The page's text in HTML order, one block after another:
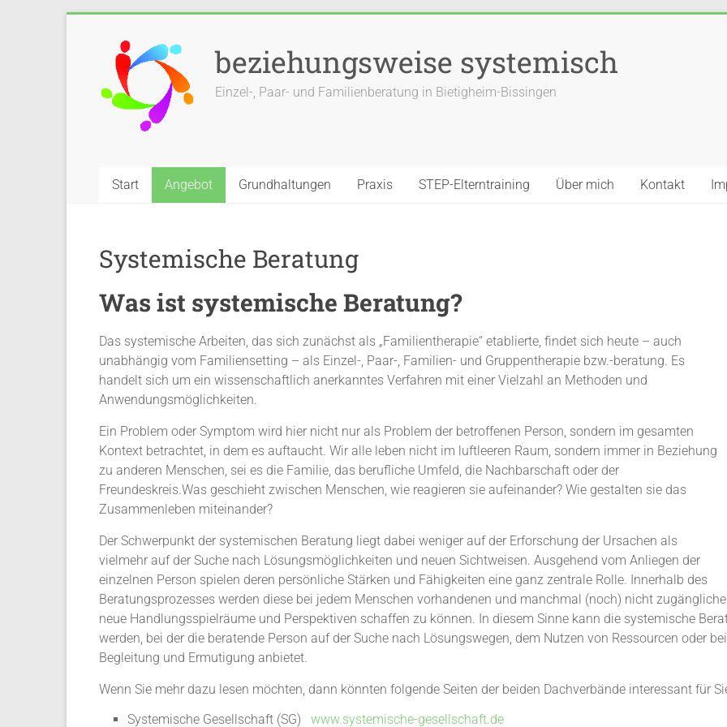
beziehungsweise systemisch
Einzel-, Paar- und Familienberatung in Bietigheim-Bissingen
Start Angebot Grundhaltungen Praxis STEP-Elterntraining Über mich Kontakt
Systemische Beratung
Was ist systemische Beratung?
Das systemische Arbeiten, das sich zunächst als „Familientherapie“ etablierte, findet sich heute – auch
unabhängig vom Familiensetting – als Einzel-, Paar-, Familien- und Gruppentherapie bzw.-beratung. Es
handelt sich um ein wissenschaftlich anerkanntes Verfahren mit einer Vielzahl an Methoden und
Anwendungsmöglichkeiten.
Ein Problem oder Symptom wird hier nicht nur als Problem der betroffenen Person, sondern im gesamten
Kontext betrachtet, in dem es auftaucht. Wir alle leben nicht im luftleeren Raum, sondern immer in Beziehung
zu anderen Menschen, sei es die Familie, das berufliche Umfeld, die Nachbarschaft oder der
Freundeskreis.Was geschieht zwischen Menschen, wie reagieren sie aufeinander? Wie gestalten sie das
Zusammenleben miteinander?
Der Schwerpunkt der systemischen Beratung liegt dabei weniger auf der Erforschung der Ursachen als
vielmehr auf der Suche nach Lösungsmöglichkeiten und neuen Sichtweisen. Ausgehend vom Anliegen der
einzelnen Person spielen deren persönliche Stärken und Fähigkeiten eine ganz zentrale Rolle. Innerhalb des
Beratungsprozesses werden diese bei jedem Menschen vorhandenen und manchmal (noch) nicht
neue Handlungsspielräume und Perspektiven schaffen zu können. In diesem Sinne kann die systemische
werden, bei der die beratende Person auf der Suche nach Lösungswegen, dem Nutzen von Ressourcen oder
Begleitung und Ermutigung anbietet.
Wenn Sie mehr dazu lesen möchten, dann könnten folgende Seiten der beiden Dachverbände interessant für
Systemische Gesellschaft (SG) www.systemische-gesellschaft.de